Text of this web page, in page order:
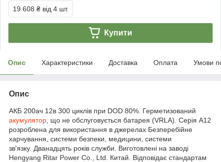
19 608 ₴ від 4 шт.
Купити
Опис Характеристики Доставка Оплата Умови
Опис
АКБ 200ач 12в 300 циклів при DOD 80%. Герметизований
акумулятор , що не обслуговується батарея (VRLA). Серія A12
розроблена для використання в джерелах Безперебійне
харчування, системи безпеки, медицини, системи
зв'язку. Дванадцять років служби. Виготовлені на заводі
Hengyang Ritar Power Co., Ltd. Китай. Відповідає стандартам